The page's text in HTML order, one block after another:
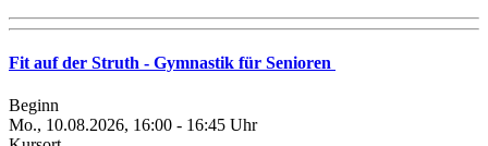
Fit auf der Struth - Gymnastik für Senioren
Beginn
Mo., 10.08.2026, 16:00 - 16:45 Uhr